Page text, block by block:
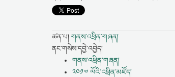
ཚན་པ། གནས་འཕྲིན་གཞན།
ནང་གསེས་དབྱེ་འབྱེད།
གནས་འཕྲིན་གཞན།
༢༠༡༧ ལོའི་འཕྲིན་མཛོད།